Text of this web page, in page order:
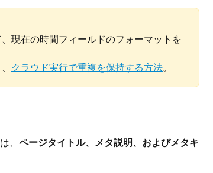
、現在の時間フィールドのフォーマットを
クラウド実行で重複を保持する方法。
、 ページタイトル、メタ説明、およびメタキ